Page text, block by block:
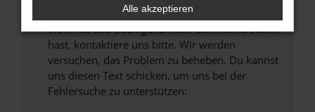
Wende dich an den Webseitenbetreiber.
Wenn du alle oben genannten Schritte versucht
hast, kontaktiere uns bitte. Wir werden
versuchen, das Problem zu beheben. Du kannst
uns diesen Text schicken, um uns bei der
Fehlersuche zu unterstützen:
Alle akzeptieren